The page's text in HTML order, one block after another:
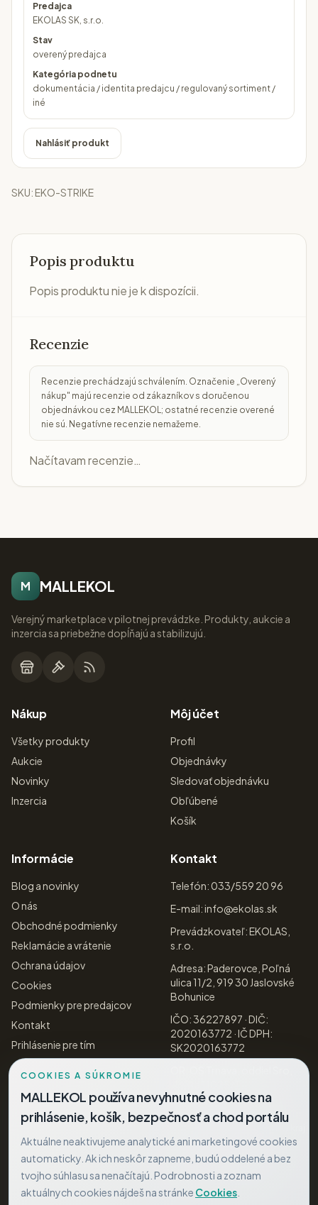
Predajca
EKOLAS SK, s.r.o.
Stav
overený predajca
Kategória podnetu
dokumentácia / identita predajcu / regulovaný sortiment /
iné
Nahlásiť produkt
SKU: EKO-STRIKE
Popis produktu
Popis produktu nie je k dispozícii.
Recenzie
Recenzie prechádzajú schválením. Označenie „Overený
nákup" majú recenzie od zákazníkov s doručenou
objednávkou cez MALLEKOL; ostatné recenzie overené
nie sú. Negatívne recenzie nemažeme.
Načítavam recenzie…
M MALLEKOL
Verejný marketplace v pilotnej prevádzke. Produkty, aukcie a
inzercia sa priebežne dopĺňajú a stabilizujú.
Nákup
Všetky produkty
Aukcie
Novinky
Inzercia
Môj účet
Profil
Objednávky
Sledovať objednávku
Obľúbené
Košík
Informácie
Blog a novinky
O nás
Obchodné podmienky
Reklamácie a vrátenie
Ochrana údajov
Cookies
Podmienky pre predajcov
Kontakt
Prihlásenie pre tím
Kontakt
Telefón: 033/559 20 96
E-mail: info@ekolas.sk
Prevádzkovateľ: EKOLAS,
s.r.o.
Adresa: Paderovce, Poľná
ulica 11/2, 919 30 Jaslovské
Bohunice
IČO: 36227897 · DIČ:
2020163772 · IČ DPH:
SK2020163772
Orgán dozoru: Slovenská
obchodná inšpekcia (SOI),
Inšpektorát SOI pre Trnavský kraj
Alternatívne riešenie sporov
(ARS) — návrh možno podať
priamo subjektu ARS (SOI)
podľa zák. č. 391/2015 Z. z.
COOKIES A SÚKROMIE
MALLEKOL používa nevyhnutné cookies na
prihlásenie, košík, bezpečnosť a chod portálu
Aktuálne neaktivujeme analytické ani marketingové cookies
automaticky. Ak ich neskôr zapneme, budú oddelené a bez
tvojho súhlasu sa nenačítajú. Podrobnosti a zoznam
aktuálnych cookies nájdeš na stránke Cookies